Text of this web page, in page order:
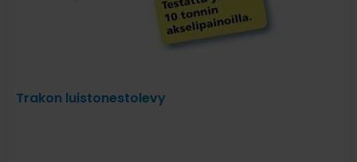
Trakon luistonestolevy